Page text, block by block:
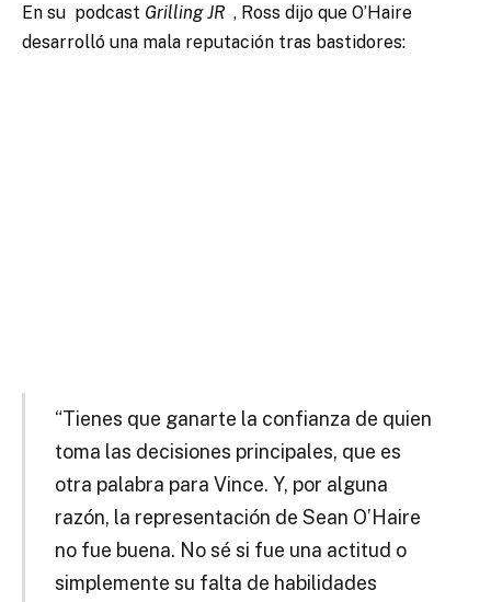
En su podcast Grilling JR , Ross dijo que O’Haire
desarrolló una mala reputación tras bastidores:
“Tienes que ganarte la confianza de quien
toma las decisiones principales, que es
otra palabra para Vince. Y, por alguna
razón, la representación de Sean O’Haire
no fue buena. No sé si fue una actitud o
simplemente su falta de habilidades